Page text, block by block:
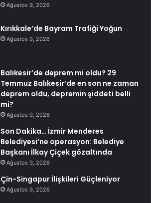
Ağustos 9, 2026
Kırıkkale’de Bayram Trafiği Yoğun
Ağustos 9, 2026
Balıkesir’de deprem mi oldu? 29
Temmuz Balıkesir’de en son ne zaman
deprem oldu, depremin şiddeti belli
mi?
Ağustos 9, 2026
Son Dakika… İzmir Menderes
Belediyesi’ne operasyon: Belediye
Başkanı İlkay Çiçek gözaltında
Ağustos 9, 2026
Çin-Singapur İlişkileri Güçleniyor
Ağustos 9, 2026